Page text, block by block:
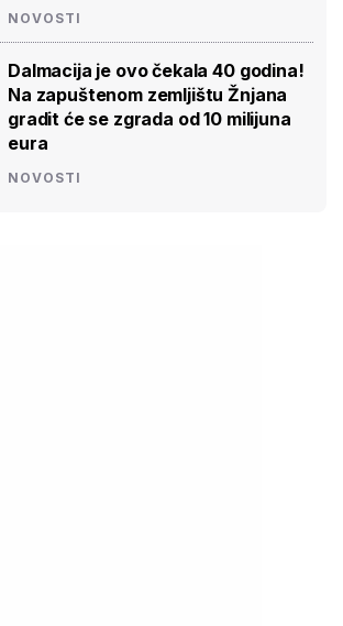
NOVOSTI
Dalmacija je ovo čekala 40 godina!
Na zapuštenom zemljištu Žnjana
gradit će se zgrada od 10 milijuna
eura
NOVOSTI